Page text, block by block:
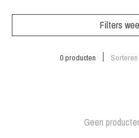
Filters
0 producten
Geen